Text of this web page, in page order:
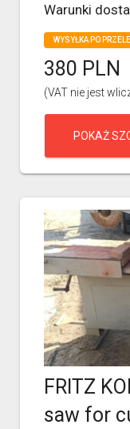
Warunki
WYSYŁKA PO
380 PLN
(VAT nie jest
POKAŻ
FRITZ
saw for